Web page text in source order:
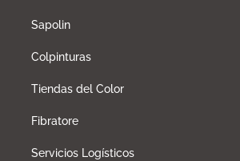
Sapolin
Colpinturas
Tiendas del Color
Fibratore
Servicios Logísticos